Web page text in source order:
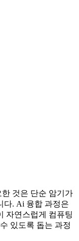
것은 단순 암기가
다. Ai 융합 과정은
자연스럽게 컴퓨팅
있도록 돕는 과정